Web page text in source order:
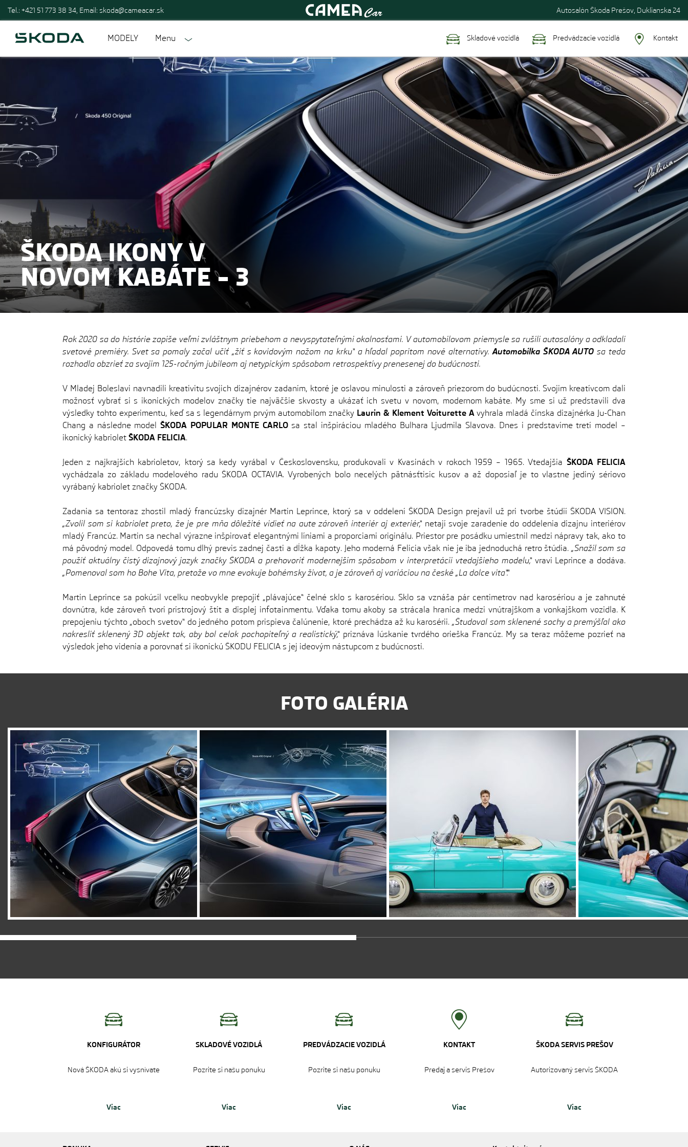
Tel.: +421 51 773 38 34, Email: skoda@cameacar.sk Autosalón Škoda Prešov, Duklianska 24
MODELY Menu Skladové vozidlá Predvádzacie vozidlá Kontakt
ŠKODA IKONY V
NOVOM KABÁTE – 3
Rok 2020 sa do histórie zapíše veľmi zvláštnym priebehom a nevyspytateľnými okolnosťami. V automobilovom priemysle sa rušili autosalóny a odkladali
svetové premiéry. Svet sa pomaly začal učiť „žiť s kovidovým nožom na krku“ a hľadal popritom nové alternatívy.Automobilka ŠKODA AUTO sa teda
rozhodla obzrieť za svojim 125-ročným jubileom aj netypickým spôsobom retrospektívy prenesenej do budúcnosti.
V Mladej Boleslavi navnadili kreativitu svojich dizajnérov zadaním, ktoré je oslavou minulosti a zároveň priezorom do budúcnosti. Svojim kreatívcom dali
možnosť vybrať si s ikonických modelov značky tie najväčšie skvosty a ukázať ich svetu v novom, modernom kabáte. My sme si už predstavili dva
výsledky tohto experimentu, keď sa s legendárnym prvým automobilom značky Laurin & Klement Voiturette Avyhrala mladá čínska dizajnérka Ju-Chan
Chang a následne modelŠKODA POPULAR MONTE CARLOsa stal inšpiráciou mladého Bulhara Ljudmila Slavova. Dnes i predstavíme tretí model –
ikonický kabriolet ŠKODA FELICIA.
Jeden z najkrajších kabrioletov, ktorý sa kedy vyrábal v Československu, produkovali v Kvasinách v rokoch 1959 – 1965. Vtedajšia ŠKODA FELICIA
vychádzala zo základu modelového radu ŠKODA OCTAVIA. Vyrobených bolo necelých pätnásťtisíc kusov a až doposiaľ je to vlastne jediný sériovo
vyrábaný kabriolet značky ŠKODA.
Zadania sa tentoraz zhostil mladý francúzsky dizajnér Martin Leprince, ktorý sa v oddelení ŠKODA Design prejavil už pri tvorbe štúdií ŠKODA VISION.
„Zvolil som si kabriolet preto, že je pre mňa dôležité vidieť na aute zároveň interiér aj exteriér,“ netají svoje zaradenie do oddelenia dizajnu interiérov
mladý Francúz. Martin sa nechal výrazne inšpirovať elegantnými líniami a proporciami originálu. Priestor pre posádku umiestnil medzi nápravy tak, ako to
má pôvodný model. Odpovedá tomu dlhý previs zadnej časti a dĺžka kapoty. Jeho moderná Felicia však nie je iba jednoduchá retro štúdia. „Snažil som sa
použiť aktuálny čistý dizajnový jazyk značky ŠKODA a prehovoriť modernejším spôsobom v interpretácii vtedajšieho modelu,“vraví Leprince a dodáva.
„Pomenoval som ho Bohe Vita, pretože vo mne evokuje bohémsky život, a je zároveň aj variáciou na české „La dolce vita“.“
Martin Leprince sa pokúsil vcelku neobvykle prepojiť „plávajúce“ čelné sklo s karosériou. Sklo sa vznáša pár centimetrov nad karosériou a je zahnuté
dovnútra, kde zároveň tvorí prístrojový štít a displej infotainmentu. Vďaka tomu akoby sa strácala hranica medzi vnútrajškom a vonkajškom vozidla. K
prepojeniu týchto „oboch svetov“ do jedného potom prispieva čalúnenie, ktoré prechádza až ku karosérii.„Študoval som sklenené sochy a premýšľal ako
nakresliť sklenený 3D objekt tak, aby bol celok pochopiteľný a realistický,“ priznáva lúskanie tvrdého orieška Francúz. My sa teraz môžeme pozrieť na
výsledok jeho videnia a porovnať si ikonickú ŠKODU FELICIA s jej ideovým nástupcom z budúcnosti.
FOTO GALÉRIA
KONFIGURÁTOR
Nová ŠKODA akú si vysnívate
Viac
SKLADOVÉ VOZIDLÁ
Pozrite si našu ponuku‎
Viac
PREDVÁDZACIE VOZIDLÁ
Pozrite si našu ponuku‎
Viac
KONTAKT
Predaj a servis Prešov
Viac
ŠKODA SERVIS PREŠOV
Autorizovaný servis ŠKODA
Viac